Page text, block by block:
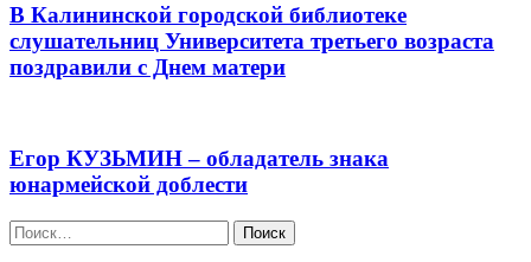
В Калининской городской библиотеке
слушательниц Университета третьего возраста
поздравили с Днем матери
Егор КУЗЬМИН – обладатель знака
юнармейской доблести
Найти: